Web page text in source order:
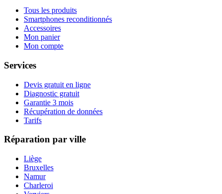
Tous les produits
Smartphones reconditionnés
Accessoires
Mon panier
Mon compte
Services
Devis gratuit en ligne
Diagnostic gratuit
Garantie 3 mois
Récupération de données
Tarifs
Réparation par ville
Liège
Bruxelles
Namur
Charleroi